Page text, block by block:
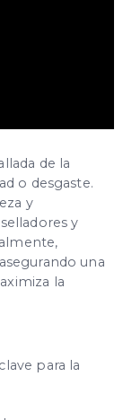
de la
o desgaste.
y
y
una
la
para la